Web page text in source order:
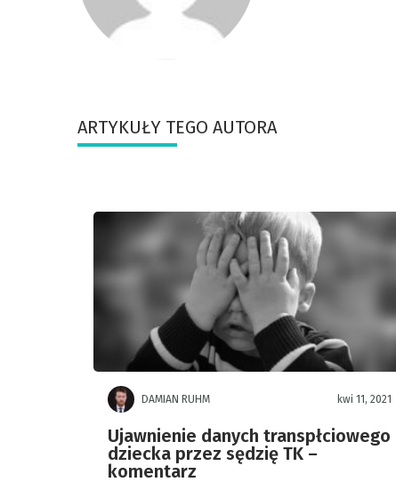
ARTYKUŁY TEGO AUTORA
DAMIAN RUHM kwi 11, 2021
Ujawnienie danych transpłciowego
dziecka przez sędzię TK –
komentarz